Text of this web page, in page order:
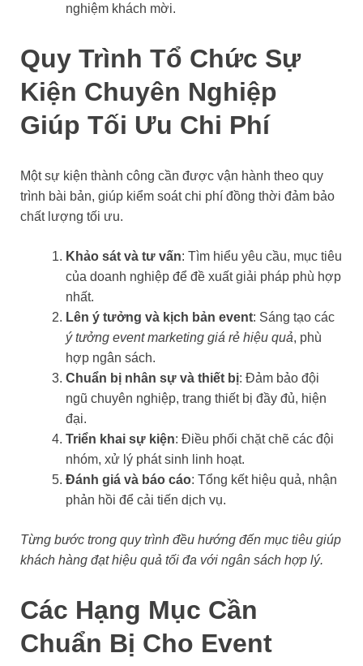
nghiệm khách mời.
Quy Trình Tổ Chức Sự
Kiện Chuyên Nghiệp
Giúp Tối Ưu Chi Phí
Một sự kiện thành công cần được vận hành theo quy
trình bài bản, giúp kiểm soát chi phí đồng thời đảm bảo
chất lượng tối ưu.
Khảo sát và tư vấn: Tìm hiểu yêu cầu, mục tiêu
của doanh nghiệp để đề xuất giải pháp phù hợp
nhất.
Lên ý tưởng và kịch bản event: Sáng tạo các
ý tưởng event marketing giá rẻ hiệu quả, phù
hợp ngân sách.
Chuẩn bị nhân sự và thiết bị: Đảm bảo đội
ngũ chuyên nghiệp, trang thiết bị đầy đủ, hiện
đại.
Triển khai sự kiện: Điều phối chặt chẽ các đội
nhóm, xử lý phát sinh linh hoạt.
Đánh giá và báo cáo: Tổng kết hiệu quả, nhận
phản hồi để cải tiến dịch vụ.
Từng bước trong quy trình đều hướng đến mục tiêu giúp
khách hàng đạt hiệu quả tối đa với ngân sách hợp lý.
Các Hạng Mục Cần
Chuẩn Bị Cho Event